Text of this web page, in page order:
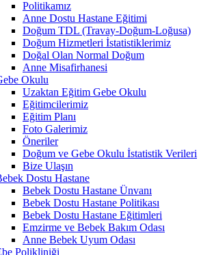
Politikamız
Anne Dostu Hastane Eğitimi
Doğum TDL (Travay-Doğum-Loğusa)
Doğum Hizmetleri İstatistiklerimiz
Doğal Olan Normal Doğum
Anne Misafirhanesi
Okulu
Uzaktan Eğitim Gebe Okulu
Eğitimcilerimiz
Eğitim Planı
Foto Galerimiz
Öneriler
Doğum ve Gebe Okulu İstatistik Verileri
Bize Ulaşın
Dostu Hastane
Bebek Dostu Hastane Ünvanı
Bebek Dostu Hastane Politikası
Bebek Dostu Hastane Eğitimleri
Emzirme ve Bebek Bakım Odası
Anne Bebek Uyum Odası
Polikliniği